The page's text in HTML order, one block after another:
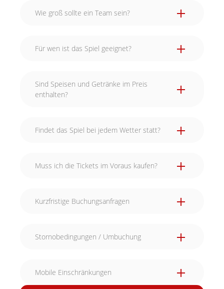
Wie groß sollte ein Team sein?
Für wen ist das Spiel geeignet?
Sind Speisen und Getränke im Preis
enthalten?
Findet das Spiel bei jedem Wetter statt?
Muss ich die Tickets im Voraus kaufen?
Kurzfristige Buchungsanfragen
Stornobedingungen / Umbuchung
Mobile Einschränkungen